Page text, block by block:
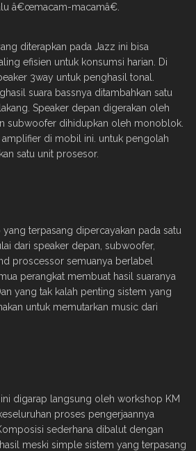
â€œmacam-macamâ€.
diterapkan pada Jazz ini bisa
efisien untuk konsumsi harian. Di
3way untuk penghasil tonal.
suara bassnya ditambahkan satu
Speaker depan digerakan oleh
subwoofer dihidupkan oleh monoblok.
amplifier di mobil ini. untuk pengolah
satu unit prosesor.
terpasang dipercayakan pada satu
dari speaker depan, subwoofer,
proscessor semuanya berlabel
perangkat membuat hasil suaranya
yang tak kalah penting sistem yang
untuk memutarkan music dari
digarap langsung oleh workshop KM
proses pengerjaannya
sederhana dibalut dengan
meski simple sistem yang terpasang